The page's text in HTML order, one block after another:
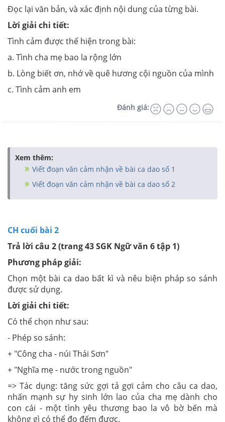
Đọc lại văn bản, và xác định nội dung của từng bài.
Lời giải chi tiết:
Tình cảm được thể hiện trong bài:
a. Tình cha mẹ bao la rộng lớn
b. Lòng biết ơn, nhớ về quê hương cội nguồn của mình
c. Tình cảm anh em
Đánh giá:
Xem thêm:
Viết đoạn văn cảm nhận về bài ca dao số 1
Viết đoạn văn cảm nhận về bài ca dao số 2
CH cuối bài 2
Trả lời câu 2 (trang 43 SGK Ngữ văn 6 tập 1)
Phương pháp giải:
Chọn một bài ca dao bất kì và nêu biện pháp so sánh
được sử dụng.
Lời giải chi tiết:
Có thể chọn như sau:
- Phép so sánh:
+ "Công cha - núi Thái Sơn"
+ "Nghĩa mẹ - nước trong nguồn"
=> Tác dụng: tăng sức gợi tả gợi cảm cho câu ca dao,
nhấn mạnh sự hy sinh lớn lao của cha mẹ dành cho
con cái - một tình yêu thương bao la vô bờ bến mà
không gì có thể đo đếm được.